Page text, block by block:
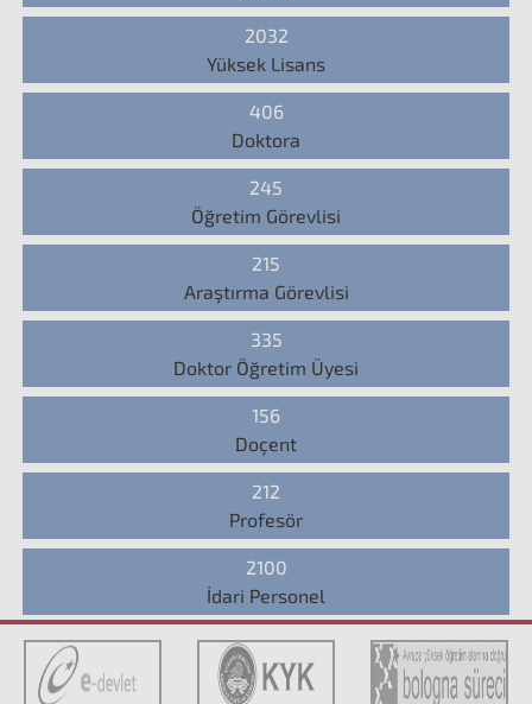
2032
Yüksek Lisans
406
Doktora
245
Öğretim Görevlisi
215
Araştırma Görevlisi
335
Doktor Öğretim Üyesi
156
Doçent
212
Profesör
2100
İdari Personel